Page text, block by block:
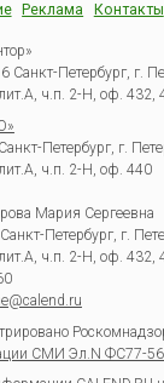
Реклама Контакты
Санкт-Петербург, г.
ч.п. 2-Н, оф. 432,
Петербург, г.
ч.п. 2-Н, оф. 440
Мария Сергеевна
Санкт-Петербург, г.
ч.п. 2-Н, оф. 432,
СМИ Эл.N ФС77-